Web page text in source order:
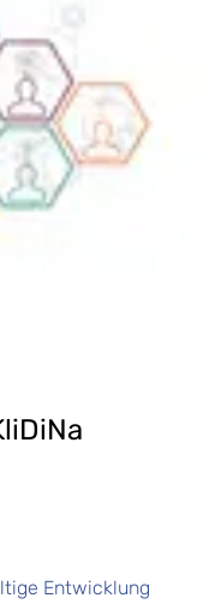
Entwicklung